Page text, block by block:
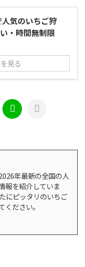
人気のいちご狩
・時間無制限
見る
年最新の全国の人
報を紹介していま
にピッタリのいちご
ください。